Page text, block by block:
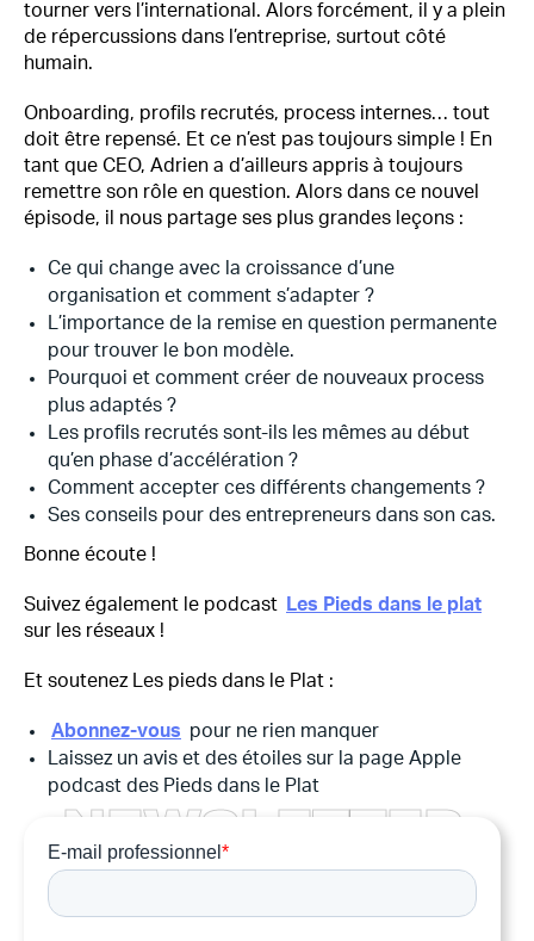
tourner vers l’international. Alors forcément, il y a plein
de répercussions dans l’entreprise, surtout côté
humain.
Onboarding, profils recrutés, process internes… tout
doit être repensé. Et ce n’est pas toujours simple ! En
tant que CEO, Adrien a d’ailleurs appris à toujours
remettre son rôle en question. Alors dans ce nouvel
épisode, il nous partage ses plus grandes leçons :
Ce qui change avec la croissance d’une
organisation et comment s’adapter ?
L’importance de la remise en question permanente
pour trouver le bon modèle.
Pourquoi et comment créer de nouveaux process
plus adaptés ?
Les profils recrutés sont-ils les mêmes au début
qu’en phase d’accélération ?
Comment accepter ces différents changements ?
Ses conseils pour des entrepreneurs dans son cas.
Bonne écoute !
Suivez également le podcast
Les Pieds dans le plat
sur les réseaux !
Et soutenez Les pieds dans le Plat :
Abonnez-vous pour ne rien manquer
Laissez un avis et des étoiles sur la page Apple
podcast des Pieds dans le Plat
NEWSL ETTER